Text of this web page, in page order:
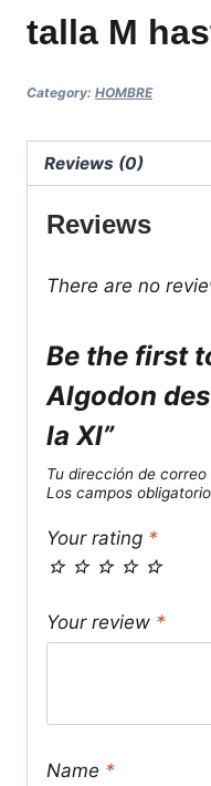
talla M
Category: HOMBRE
Reviews (0)
Reviews
There are no
Be the first
Algodon
la Xl”
Tu dirección de
Los campos
Your rating *
Your review *
Name *